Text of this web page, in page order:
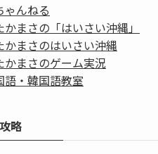
ゃんねる
まさの「はいさい沖縄」
かまさのはいさい沖縄
かまさのゲーム実況
語・韓国語教室
略